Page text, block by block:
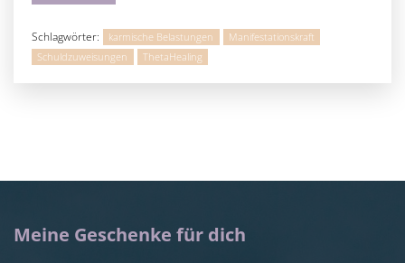
Schlagwörter: karmische Belastungen
Manifestationskraft
Schuldzuweisungen
ThetaHealing
Meine Geschenke für dich